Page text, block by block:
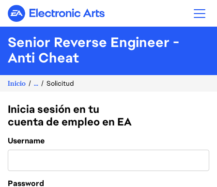
Electronic Arts
Senior Reverse Engineer -
Anti Cheat
Inicio ... Solicitud
Inicia sesión en tu
cuenta de empleo en EA
Login
Username
Password